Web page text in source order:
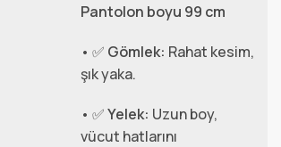
Pantolon boyu 99 cm
• ✅ Gömlek: Rahat kesim,
şık yaka.
• ✅Yelek: Uzun boy,
vücut hatlarını